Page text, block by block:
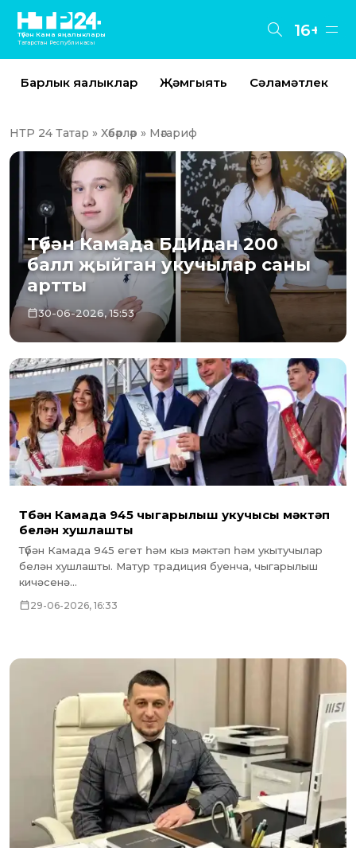
Түбән Кама яңалыклары
Татарстан Республикасы
16+
Барлык яңалыклар Җәмгыять Сәламәтлек
НТР 24 Татар » Хәбәрләр » Мәгариф
Түбән Камада БДИдан 200
балл җыйган укучылар саны
артты
30-06-2026, 15:53
Түбән Камада 945 чыгарылыш укучысы мәктәп
белән хушлашты
Түбән Камада 945 егет һәм кыз мәктәп һәм укытучылар
белән хушлашты. Матур традиция буенча, чыгарылыш
кичәсенә...
29-06-2026, 16:33